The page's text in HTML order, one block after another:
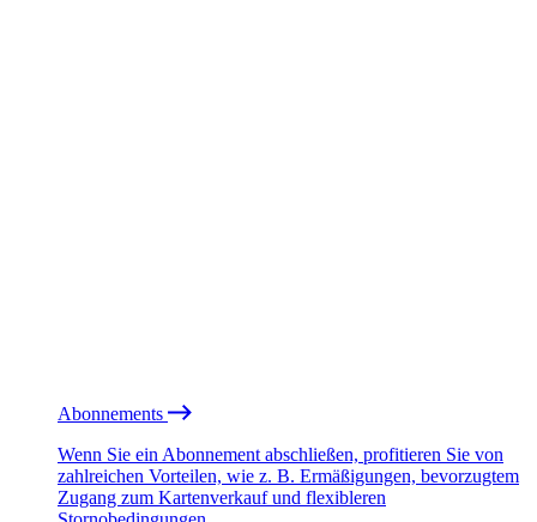
Abonnements
Wenn Sie ein Abonnement abschließen, profitieren Sie von
zahlreichen Vorteilen, wie z. B. Ermäßigungen, bevorzugtem
Zugang zum Kartenverkauf und flexibleren